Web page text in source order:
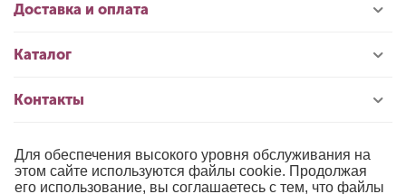
Доставка и оплата
Каталог
Контакты
© 1996-2026 «РИОЛИС»
Для обеспечения высокого уровня обслуживания на
этом сайте используются файлы cookie. Продолжая
его использование, вы соглашаетесь с тем, что файлы